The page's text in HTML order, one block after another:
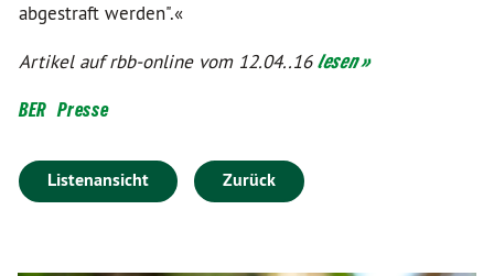
abgestraft werden".«
Artikel auf rbb-online vom 12.04..16lesen »
BER Presse
Listenansicht Zurück